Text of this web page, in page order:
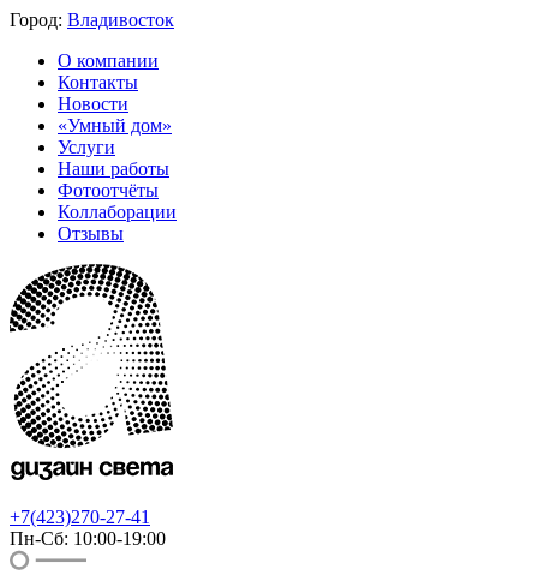
Город: Владивосток
О компании
Контакты
Новости
«Умный дом»
Услуги
Наши работы
Фотоотчёты
Коллаборации
Отзывы
+7(423)270-27-41
Пн-Сб: 10:00-19:00